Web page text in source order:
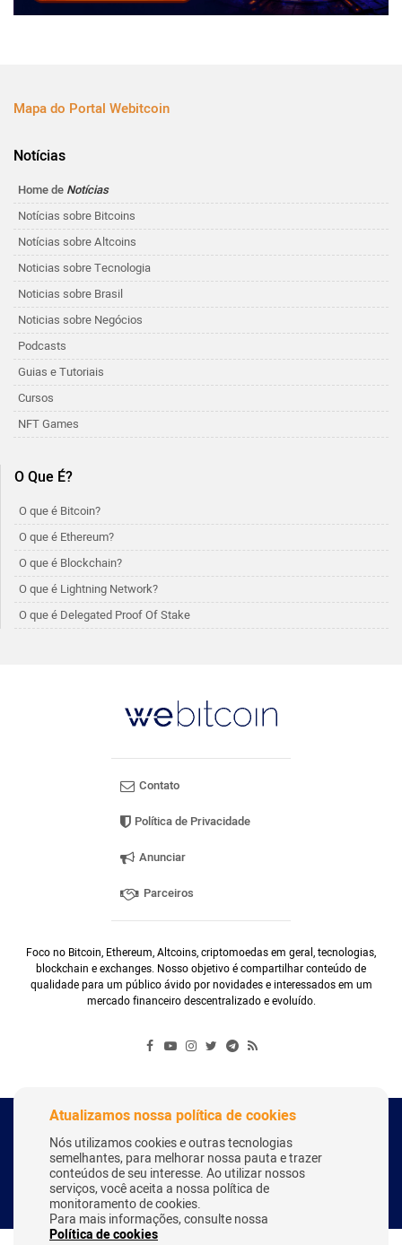
Mapa do Portal Webitcoin
Notícias
Home de Notícias
Notícias sobre Bitcoins
Notícias sobre Altcoins
Noticias sobre Tecnologia
Noticias sobre Brasil
Noticias sobre Negócios
Podcasts
Guias e Tutoriais
Cursos
NFT Games
O Que É?
O que é Bitcoin?
O que é Ethereum?
O que é Blockchain?
O que é Lightning Network?
O que é Delegated Proof Of Stake
Contato
Política de Privacidade
Anunciar
Parceiros
Foco no Bitcoin, Ethereum, Altcoins, criptomoedas em geral, tecnologias,
blockchain e exchanges. Nosso objetivo é compartilhar conteúdo de
qualidade para um público ávido por novidades e interessados em um
mercado financeiro descentralizado e evoluído.
Copyright Webitcoin 2018 - Todos os Direitos Reservados
Desenvolvido por: Herick Correa
Atualizamos nossa política de cookies
Nós utilizamos cookies e outras tecnologias
semelhantes, para melhorar nossa pauta e trazer
conteúdos de seu interesse. Ao utilizar nossos
serviços, você aceita a nossa política de
monitoramento de cookies.
Para mais informações, consulte nossa
Política de cookies